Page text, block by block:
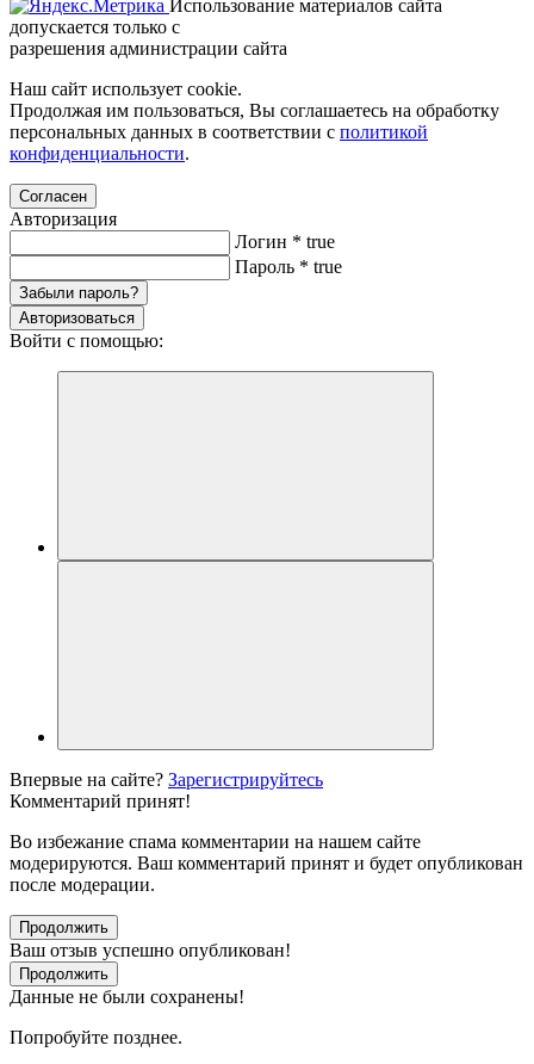
Использование материалов сайта
допускается только с
разрешения администрации сайта
Наш сайт использует cookie.
Продолжая им пользоваться, Вы соглашаетесь на обработку
персональных данных в соответствии с политикой
конфиденциальности.
Согласен
Авторизация
Логин * true
Пароль * true
Забыли пароль?
Авторизоваться
Войти с помощью:
Впервые на сайте? Зарегистрируйтесь
Комментарий принят!
Во избежание спама комментарии на нашем сайте
модерируются. Ваш комментарий принят и будет опубликован
после модерации.
Продолжить
Ваш отзыв успешно опубликован!
Продолжить
Данные не были сохранены!
Попробуйте позднее.